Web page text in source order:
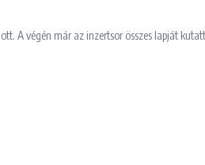
A végén már az inzertsor összes lapját